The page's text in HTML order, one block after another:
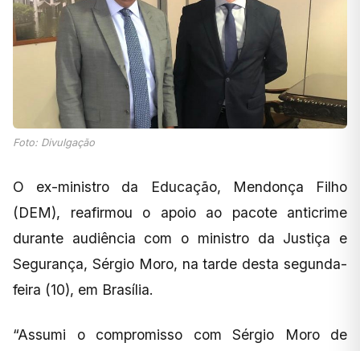
Foto: Divulgação
O ex-ministro da Educação, Mendonça Filho
(DEM), reafirmou o apoio ao pacote anticrime
durante audiência com o ministro da Justiça e
Segurança, Sérgio Moro, na tarde desta segunda-
feira (10), em Brasília.
“Assumi o compromisso com Sérgio Moro de